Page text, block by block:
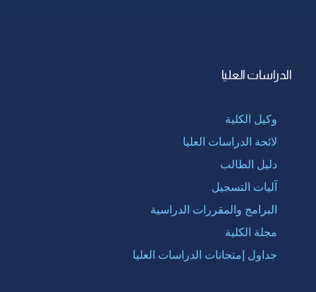
الدراسات العليا
وكيل الكلية
لائحة الدراسات العليا
دليل الطالب
آليات التسجيل
البرامج والمقررات الدراسية
مجلة الكلية
جداول إمتحانات الدراسات العليا